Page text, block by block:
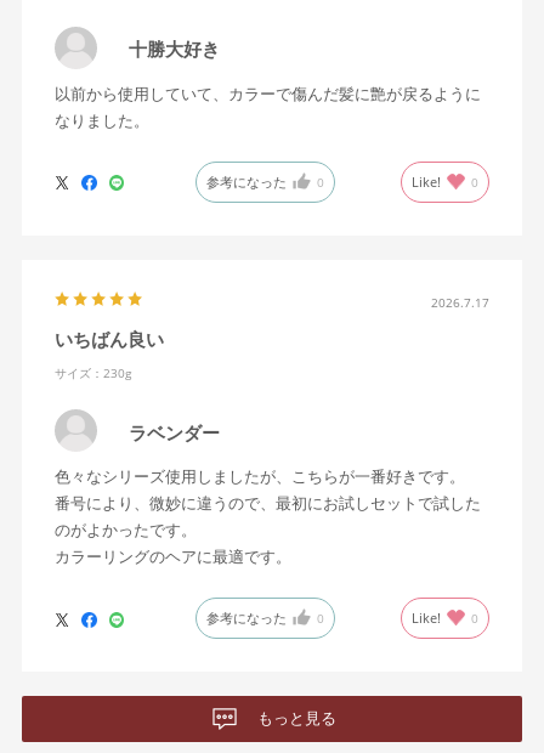
十勝大好き
以前から使用していて、カラーで傷んだ髪に艶が戻るように
なりました。
参考になった 0 Like! 0
2026.7.17
いちばん良い
サイズ：230g
ラベンダー
色々なシリーズ使用しましたが、こちらが一番好きです。
番号により、微妙に違うので、最初にお試しセットで試した
のがよかったです。
カラーリングのヘアに最適です。
参考になった 0 Like! 0
もっと見る